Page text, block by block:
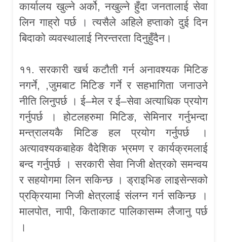
कार्यालय खुल्ने अर्को, नखुल्ने हुँदा जनतालाई सेवा
लिन गाह्रो पर्छ । त्यसैले अहिले हप्ताको दुई दिन
बिदाको व्यवस्थालाई निरन्तरता दिनुहुँदैन।
११. सरकारी खर्च कटौती गर्न अनावश्यक मिटिङ
नगर्ने, ,जुमबाट मिटिङ गर्ने र सहभागिता जनाउने
नीति लिनुपर्छ । ई–मेल र ई–सेवा अत्याधिक प्रयोग
गर्नुपर्छ । होटलहरुमा मिटिङ, सेमिनार गर्नुभन्दा
मन्त्रालयकै मिटिङ हल प्रयोग गर्नुपर्छ ।
अत्यावश्यकबाहेक वैदेशिक भ्रमण र कार्यक्रमलाई
बन्द गर्नुपर्छ । सरकारी सेवा निजी क्षेत्रको समन्वय
र सहयोगमा लिन सकिन्छ । ड्राइभिङ लाइसेन्सको
प्रक्रियामा निजी क्षेत्रलाई संलग्न गर्न सकिन्छ ।
मालपोत, नापी, किताकाट पालिकासम्म लैजानु पर्छ
।